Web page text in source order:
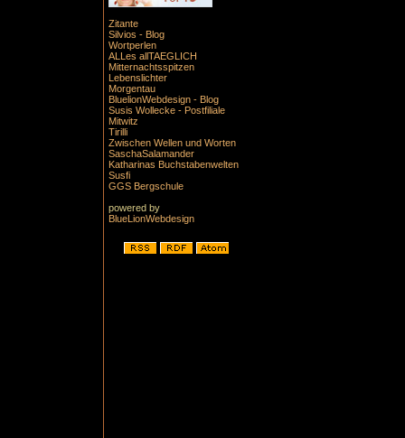
Zitante
Silvios - Blog
Wortperlen
ALLes allTAEGLICH
Mitternachtsspitzen
Lebenslichter
Morgentau
BluelionWebdesign - Blog
Susis Wollecke - Postfiliale
Mitwitz
Tirilli
Zwischen Wellen und Worten
SaschaSalamander
Katharinas Buchstabenwelten
Susfi
GGS Bergschule
powered by
BlueLionWebdesign